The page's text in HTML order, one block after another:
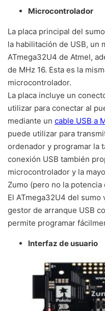
Microcontrolador
La placa principal del
la habilitación de USB, un
ATmega32U4 de Atmel,
de MHz 16. Esta es la
microcontrolador.
La placa incluye un
utilizar para conectar al
mediante un cable USB a
puede utilizar para
ordenador y programar la
conexión USB también
microcontrolador y la
Zumo (pero no la potencia
El ATmega32U4 del
gestor de arranque USB
permite programar
Interfaz de usuario